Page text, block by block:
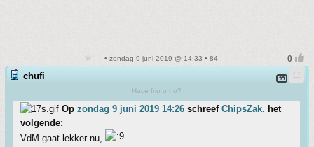
• zondag 9 juni 2019 @ 14:33 • 84
chufi
Hace frio o no?
Op zondag 9 juni 2019 14:26 schreef ChipsZak. het
volgende:
VdM gaat lekker nu,
.